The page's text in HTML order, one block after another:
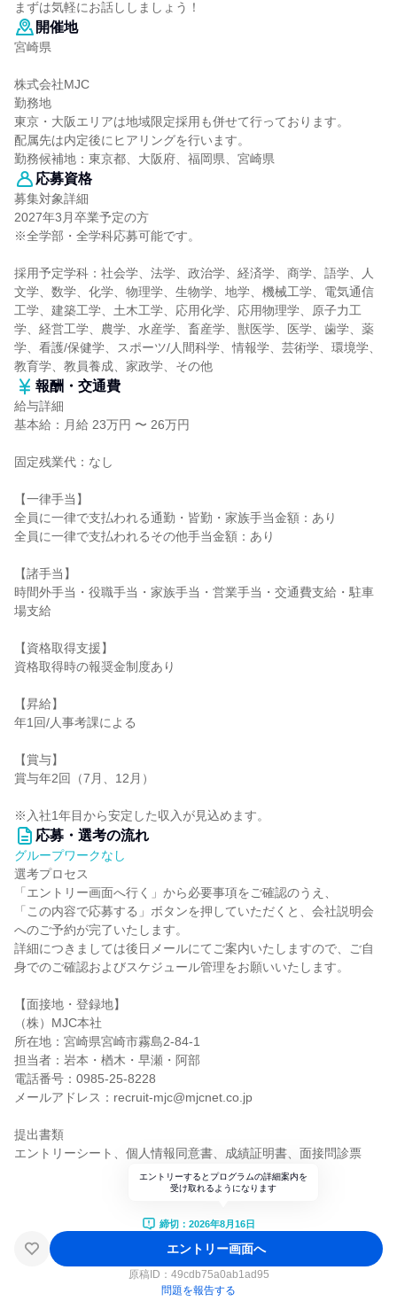
まずは気軽にお話ししましょう！
開催地
宮崎県
株式会社MJC
勤務地
東京・大阪エリアは地域限定採用も併せて行っております。
配属先は内定後にヒアリングを行います。
勤務候補地：東京都、大阪府、福岡県、宮崎県
応募資格
募集対象詳細
2027年3月卒業予定の方
※全学部・全学科応募可能です。
採用予定学科：社会学、法学、政治学、経済学、商学、語学、人
文学、数学、化学、物理学、生物学、地学、機械工学、電気通信
工学、建築工学、土木工学、応用化学、応用物理学、原子力工
学、経営工学、農学、水産学、畜産学、獣医学、医学、歯学、薬
学、看護/保健学、スポーツ/人間科学、情報学、芸術学、環境学、
教育学、教員養成、家政学、その他
報酬・交通費
給与詳細
基本給：月給 23万円 〜 26万円
固定残業代：なし
【一律手当】
全員に一律で支払われる通勤・皆勤・家族手当金額：あり
全員に一律で支払われるその他手当金額：あり
【諸手当】
時間外手当・役職手当・家族手当・営業手当・交通費支給・駐車
場支給
【資格取得支援】
資格取得時の報奨金制度あり
【昇給】
年1回/人事考課による
【賞与】
賞与年2回（7月、12月）
※入社1年目から安定した収入が見込めます。
応募・選考の流れ
グループワークなし
選考プロセス
「エントリー画⾯へ⾏く」から必要事項をご確認のうえ、
「この内容で応募する」ボタンを押していただくと、会社説明会
へのご予約が完了いたします。
詳細につきましては後日メールにてご案内いたしますので、ご自
身でのご確認およびスケジュール管理をお願いいたします。
【面接地・登録地】
（株）MJC本社
所在地：宮崎県宮崎市霧島2-84-1
担当者：岩本・楢木・早瀬・阿部
電話番号：0985-25-8228
メールアドレス：recruit-mjc@mjcnet.co.jp
提出書類
エントリーシート、個人情報同意書、成績証明書、面接問診票
エントリーするとプログラムの詳細案内を
受け取れるようになります
締切：2026年8月16日
エントリー画面へ
原稿ID： 49cdb75a0ab1ad95
問題を報告する